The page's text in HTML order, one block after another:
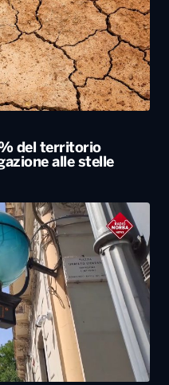
del territorio
alle stelle